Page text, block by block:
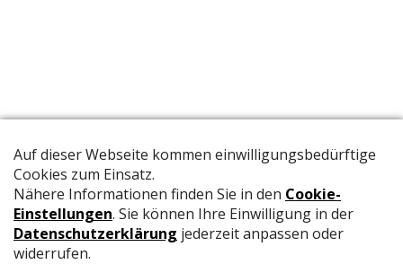
Die offizielle Publikation der Schweizer Papeterien informiert